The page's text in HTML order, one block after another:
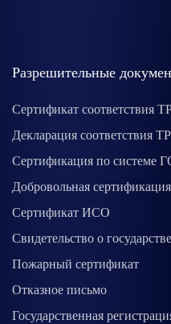
Разрешительные
Сертификат соответствия
Декларация соответствия
Сертификация по системе
Добровольная сертификация
Сертификат ИСО
Свидетельство о
Пожарный сертификат
Отказное письмо
Государственная